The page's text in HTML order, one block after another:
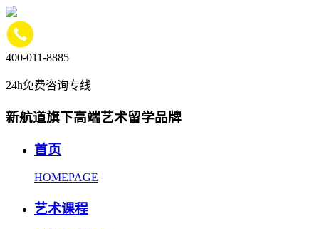
400-011-8885
24h免费咨询专线
新航道旗下高端艺术留学品牌
首页
HOMEPAGE
艺术课程